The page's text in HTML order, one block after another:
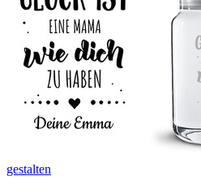
gestalten